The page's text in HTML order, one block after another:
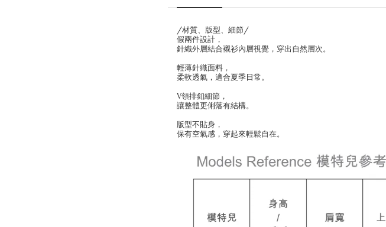
/材質、版型、細節/
假兩件設計，
針織外層結合襯衫內層視覺，穿出自然層次。
輕薄針織面料，
柔軟透氣，適合夏季日常。
V領排釦細節，
讓整體更俐落有結構。
版型不貼身，
保有空氣感，穿起來輕鬆自在。